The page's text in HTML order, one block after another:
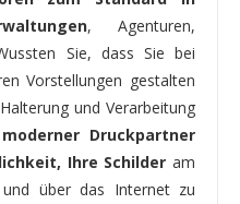
, Agenturen,
Sie, dass Sie bei
Vorstellungen gestalten
und Verarbeitung
Druckpartner
Ihre Schilder am
über das Internet zu